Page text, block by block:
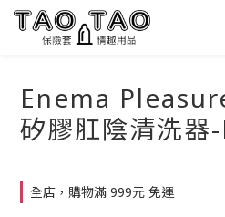
Enema
矽膠肛陰清洗器
全店，購物滿 999元 免運